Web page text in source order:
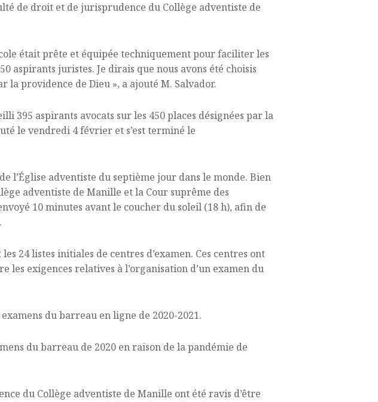
de droit et de jurisprudence du Collège adventiste de
était prête et équipée techniquement pour faciliter les
aspirants juristes. Je dirais que nous avons été choisis
la providence de Dieu », a ajouté M. Salvador.
395 aspirants avocats sur les 450 places désignées par la
le vendredi 4 février et s’est terminé le
l’Église adventiste du septième jour dans le monde. Bien
adventiste de Manille et la Cour suprême des
10 minutes avant le coucher du soleil (18 h), afin de
24 listes initiales de centres d’examen. Ces centres ont
les exigences relatives à l’organisation d’un examen du
du barreau en ligne de 2020-2021.
du barreau de 2020 en raison de la pandémie de
du Collège adventiste de Manille ont été ravis d’être